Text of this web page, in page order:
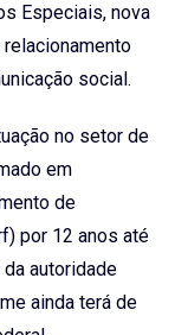
Especiais, nova
social.
no setor de
em
de
por 12 anos até
autoridade
ainda terá de